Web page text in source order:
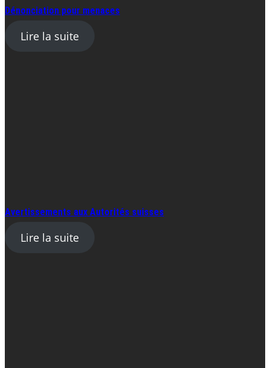
Dénonciation pour menaces
Lire la suite
Avertissements aux Autorités suisses
Lire la suite